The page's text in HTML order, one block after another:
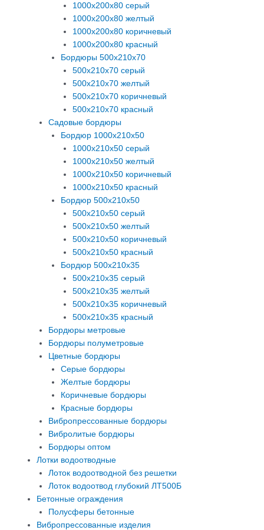
1000х200х80 серый
1000х200х80 желтый
1000х200х80 коричневый
1000х200х80 красный
Бордюры 500х210х70
500х210х70 серый
500х210х70 желтый
500х210х70 коричневый
500х210х70 красный
Садовые бордюры
Бордюр 1000х210х50
1000х210х50 серый
1000х210х50 желтый
1000х210х50 коричневый
1000х210х50 красный
Бордюр 500х210х50
500х210х50 серый
500х210х50 желтый
500х210х50 коричневый
500х210х50 красный
Бордюр 500х210х35
500х210х35 серый
500х210х35 желтый
500х210х35 коричневый
500х210х35 красный
Бордюры метровые
Бордюры полуметровые
Цветные бордюры
Серые бордюры
Желтые бордюры
Коричневые бордюры
Красные бордюры
Вибропрессованные бордюры
Вибролитые бордюры
Бордюры оптом
Лотки водоотводные
Лоток водоотводной без решетки
Лоток водоотвод глубокий ЛТ500Б
Бетонные ограждения
Полусферы бетонные
Вибропрессованные изделия